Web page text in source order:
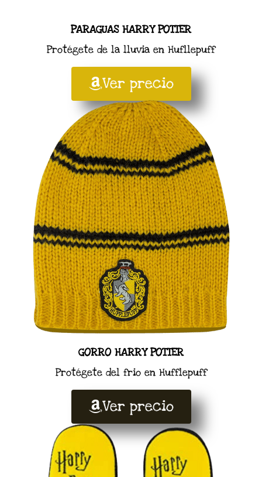
PARAGUAS HARRY POTTER
Protégete de la lluvia en Hufllepuff
Ver precio
GORRO HARRY POTTER
Protégete del frio en Hufflepuff
Ver precio